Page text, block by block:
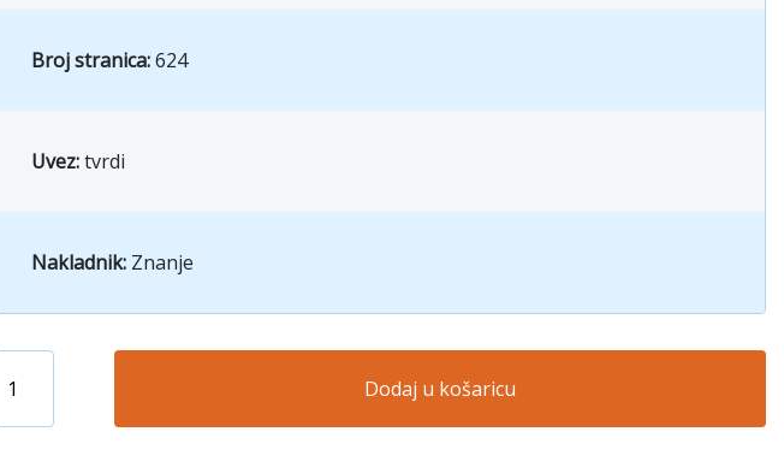
Broj stranica:624
Uvez:tvrdi
Nakladnik: Znanje
Dodaj u košaricu